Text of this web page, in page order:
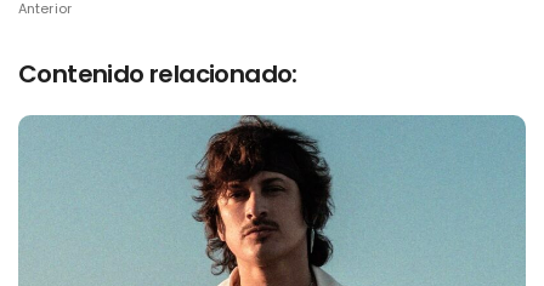
Anterior
Contenido relacionado: